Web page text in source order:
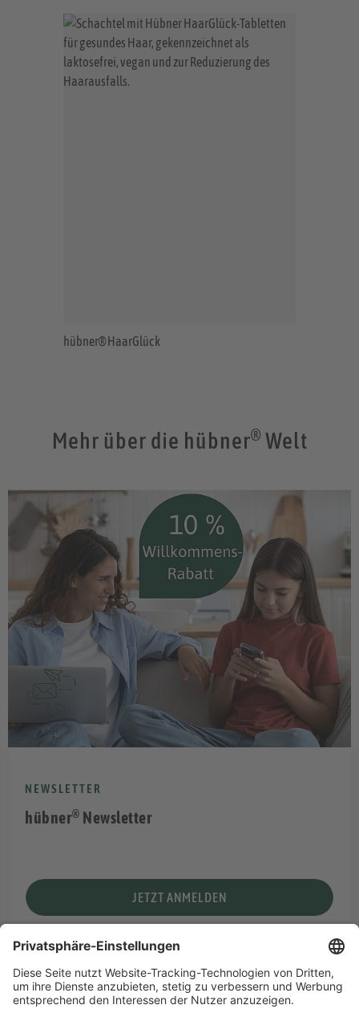
hübner® HaarGlück
Mehr über die hübner® Welt
NEWSLETTER
hübner® Newsletter
JETZT ANMELDEN